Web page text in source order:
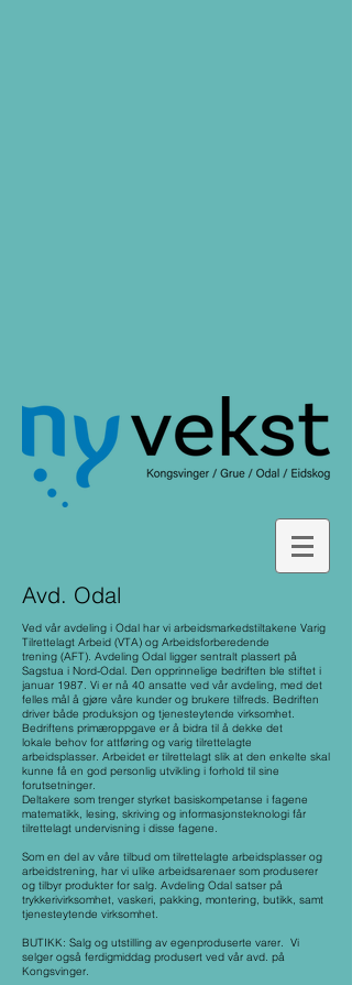
Avd. Odal
Ved vår avdeling i Odal har vi arbeidsmarkedstiltakene Varig
Tilrettelagt Arbeid (VTA) og Arbeidsforberedende
trening (AFT). Avdeling Odal ligger sentralt plassert på
Sagstua i Nord-Odal. Den opprinnelige bedriften ble stiftet i
januar 1987. Vi er nå 40 ansatte ved vår avdeling, med det
felles mål å gjøre våre kunder og brukere tilfreds. Bedriften
driver både produksjon og tjenesteytende virksomhet.
Bedriftens primæroppgave er å bidra til å dekke det
lokale behov for attføring og varig tilrettelagte
arbeidsplasser. Arbeidet er tilrettelagt slik at den enkelte skal
kunne få en god personlig utvikling i forhold til sine
forutsetninger.
Deltakere som trenger styrket basiskompetanse i fagene
matematikk, lesing, skriving og informasjonsteknologi får
tilrettelagt undervisning i disse fagene.
Som en del av våre tilbud om tilrettelagte arbeidsplasser og
arbeidstrening, har vi ulike arbeidsarenaer som produserer
og tilbyr produkter for salg. Avdeling Odal satser på
trykkerivirksomhet, vaskeri, pakking, montering, butikk, samt
tjenesteytende virksomhet.
BUTIKK: Salg og utstilling av egenproduserte varer. Vi
selger også ferdigmiddag produsert ved vår avd. på
Kongsvinger.